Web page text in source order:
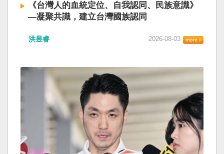
《台灣人的血統定位、自我認同、民族意識》
—凝聚共識，建立台灣國族認同
洪昱睿 2026-08-03